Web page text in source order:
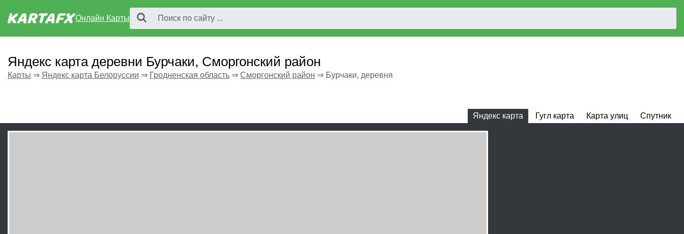
Онлайн Карты
Яндекс карта деревни Бурчаки, Сморгонский район
Карты ⇒ Яндекс карта Белоруссии ⇒ Гродненская область ⇒ Сморгонский район ⇒ Бурчаки, деревня
Яндекс карта Гугл карта Карта улиц Спутник